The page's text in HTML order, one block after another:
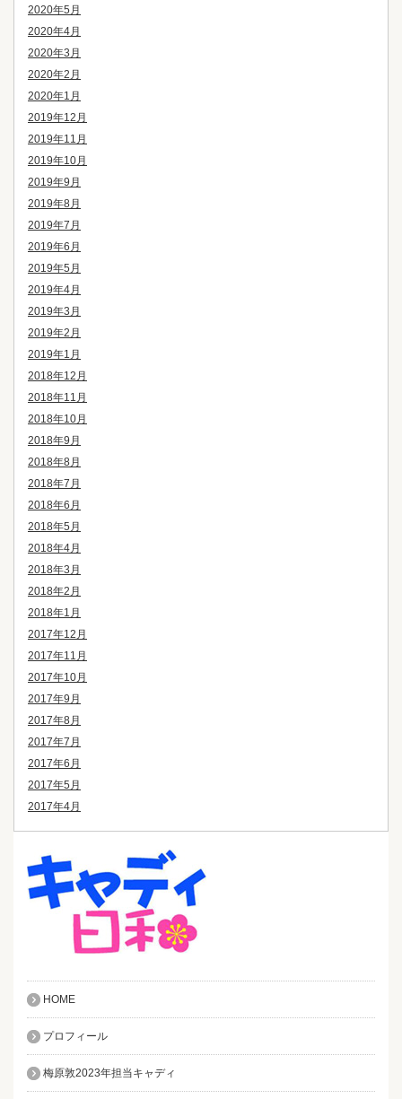
2020年5月
2020年4月
2020年3月
2020年2月
2020年1月
2019年12月
2019年11月
2019年10月
2019年9月
2019年8月
2019年7月
2019年6月
2019年5月
2019年4月
2019年3月
2019年2月
2019年1月
2018年12月
2018年11月
2018年10月
2018年9月
2018年8月
2018年7月
2018年6月
2018年5月
2018年4月
2018年3月
2018年2月
2018年1月
2017年12月
2017年11月
2017年10月
2017年9月
2017年8月
2017年7月
2017年6月
2017年5月
2017年4月
HOME
プロフィール
梅原敦2023年担当キャディ